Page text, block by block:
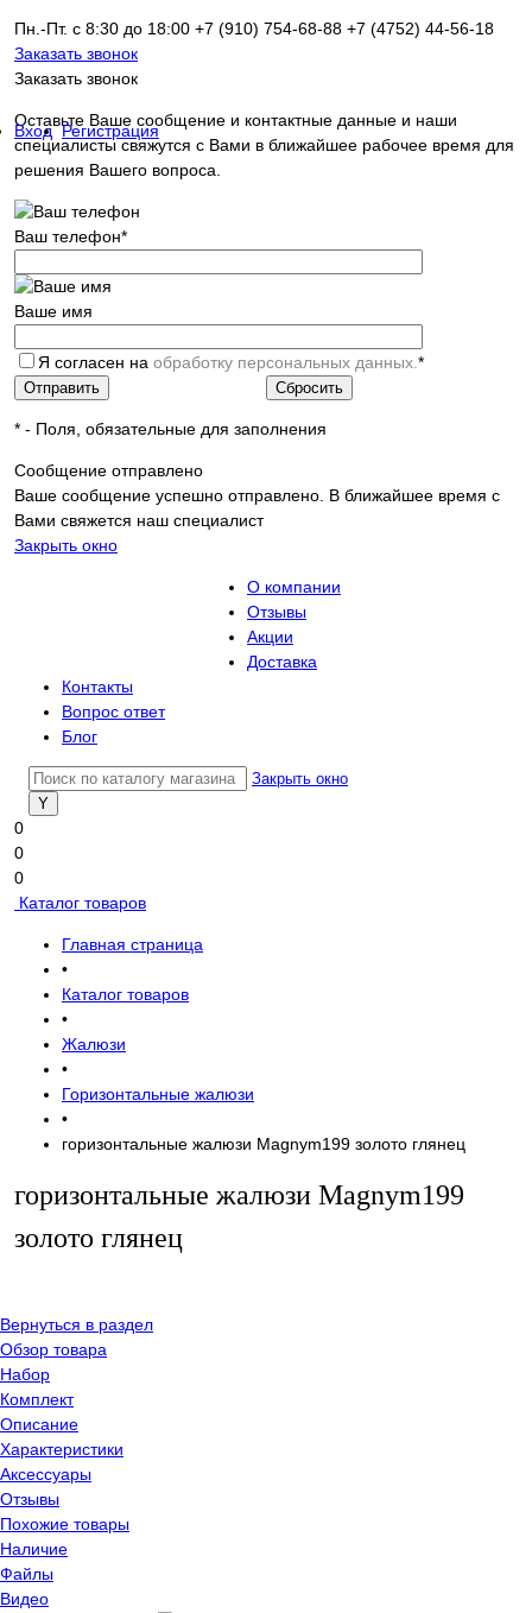
Вход Регистрация
Пн.-Пт. с 8:30 до 18:00 +7 (910) 754‑68-88 +7 (4752) 44-56-18
Заказать звонок
Заказать звонок
Оставьте Ваше сообщение и контактные данные и наши
специалисты свяжутся с Вами в ближайшее рабочее время для
решения Вашего вопроса.
Ваш телефон*
Ваше имя
Я согласен на обработку персональных данных. *
* - Поля, обязательные для заполнения
Сообщение отправлено
Ваше сообщение успешно отправлено. В ближайшее время с
Вами свяжется наш специалист
Закрыть окно
О компании
Отзывы
Акции
Доставка
Контакты
Вопрос ответ
Блог
Закрыть окно
0
0
0
Каталог товаров
Главная страница
•
Каталог товаров
•
Жалюзи
•
Горизонтальные жалюзи
•
горизонтальные жалюзи Magnym199 золото глянец
горизонтальные жалюзи Magnym199
золото глянец
Вернуться в раздел
Обзор товара
Набор
Комплект
Описание
Характеристики
Аксессуары
Отзывы
Похожие товары
Наличие
Файлы
Видео